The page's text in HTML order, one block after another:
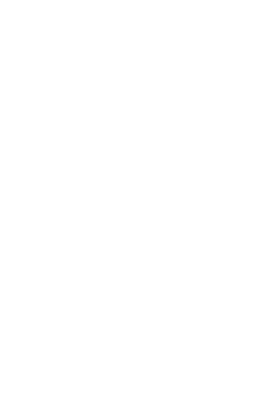
de manera eficiente y
de calidad,
Una fuerte
las empresas y las fábricas
rápida a los cambios
de modo que
escasez y satisfacer los
de la demanda.
filling out the form below. Our
you shortly!